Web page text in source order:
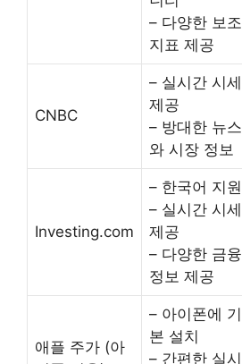
– 다양한 보조
지표 제공
CNBC
– 실시간 시세
제공
– 방대한 뉴스
와 시장 정보
Investing.com
– 한국어 지원
– 실시간 시세
제공
– 다양한 금융
정보 제공
애플 주가 (아
– 아이폰에 기
본 설치
– 간편한 실시